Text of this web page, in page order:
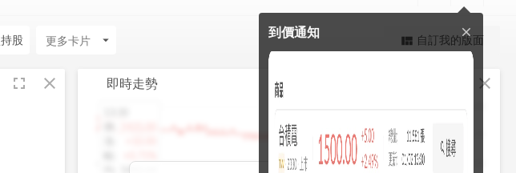
更強大的進階價量圖表
到價通知 close
股 arrow_drop_down view_quilt 自訂我的版面
fullscreen close 即時走勢 close
1420.00